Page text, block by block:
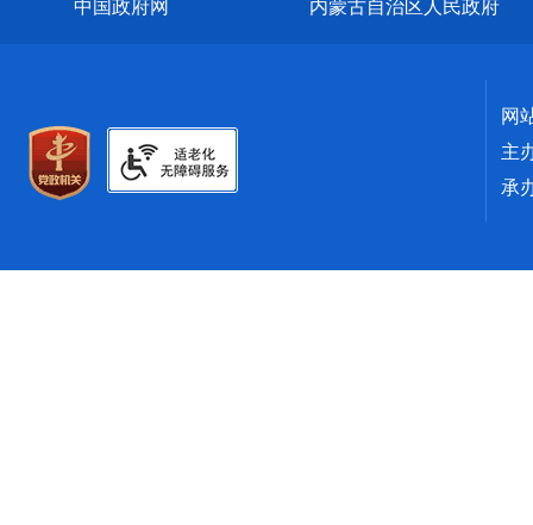
中国政府网 内蒙古自治区人民政府
网
主
承